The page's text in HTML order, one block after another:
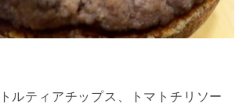
ルティアチップス、トマトチリソー